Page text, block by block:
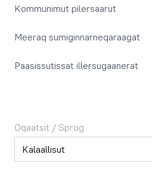
Kommunimut pilersaarut
Meeraq sumiginnarneqaraagat
Paasissutissat illersugaanerat
Oqaatsit / Sprog
Oqaatsit / Sprog